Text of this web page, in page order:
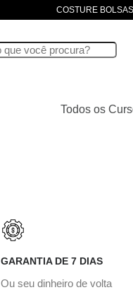
COSTURE
Todos os
GARANTIA DE 7 DIAS
Ou seu dinheiro de volta